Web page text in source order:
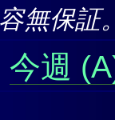
無保証
今週